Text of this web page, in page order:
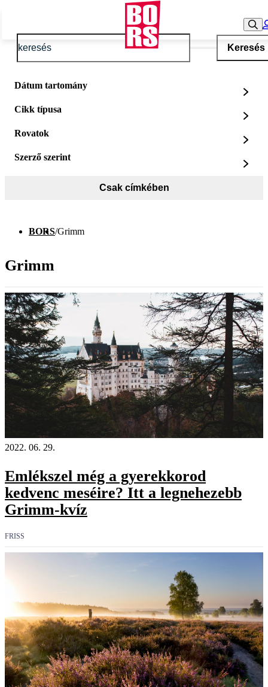
Keresés
Dátum tartomány
Cikk típusa
Rovatok
Szerző szerint
Csak címkében
BORS/Grimm
Grimm
2022. 06. 29.
Emlékszel még a gyerekkorod
kedvenc meséire? Itt a legnehezebb
Grimm-kvíz
FRISS